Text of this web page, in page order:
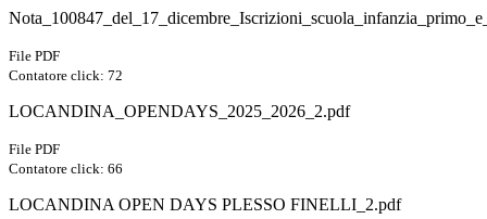
File PDF
Contatore click: 72
LOCANDINA_OPENDAYS_2025_2026_2.pdf
File PDF
Contatore click: 66
LOCANDINA OPEN DAYS PLESSO FINELLI_2.pdf